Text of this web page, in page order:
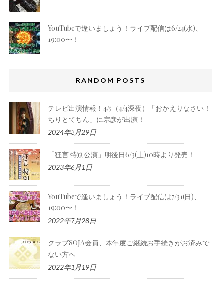
YouTubeで逢いましょう！ライブ配信は6/24(水)、
19:00〜！
RANDOM POSTS
テレビ出演情報！4/5（4/4深夜）「おかえりなさい！
ちりとてちん」に宗彦が出演！
2024年3月29日
「狂言 特別公演」明後日6/3(土)10時より発売！
2023年6月1日
YouTubeで逢いましょう！ライブ配信は7/31(日)、
19:00〜！
2022年7月28日
クラブSOJA会員、本年度ご継続お手続きがお済みで
ない方へ
2022年1月19日